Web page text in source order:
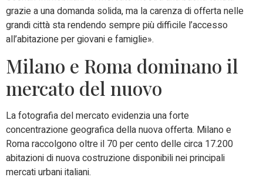
grazie a una domanda solida, ma la carenza di offerta nelle
grandi città sta rendendo sempre più difficile l’accesso
all’abitazione per giovani e famiglie».
Milano e Roma dominano il
mercato del nuovo
La fotografia del mercato evidenzia una forte
concentrazione geografica della nuova offerta. Milano e
Roma raccolgono oltre il 70 per cento delle circa 17.200
abitazioni di nuova costruzione disponibili nei principali
mercati urbani italiani.